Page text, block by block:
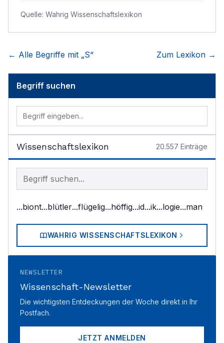
Quelle: Wahrig Wissenschaftslexikon
← Alle Begriffe mit „S“ Zum Lexikon →
Begriff suchen
Wissenschaftslexikon 20.557 Einträge
Begriff im Lexikon suchen
...biont...blütler...flügelig...höffig...id...ik...logie...man
WAHRIG WISSENSCHAFTSLEXIKON
NEWSLETTER
Wissenschaft-Newsletter
Die wichtigsten Entdeckungen der Woche direkt in Ihr
Postfach.
JETZT ANMELDEN